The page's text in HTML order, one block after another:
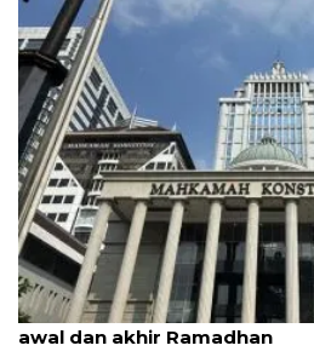
MK uji materi UU Peradilan
awal dan akhir Ramadhan